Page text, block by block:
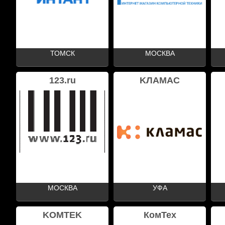
ТОМСК МОСКВА
123.ru
МОСКВА
KЛАМАС
УФА
KOMTEK КомТех